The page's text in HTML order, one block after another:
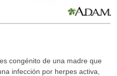
congénito de una madre que
infección por herpes activa,